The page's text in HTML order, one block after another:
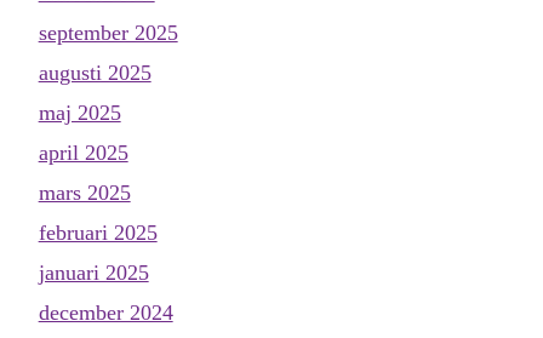
september 2025
augusti 2025
maj 2025
april 2025
mars 2025
februari 2025
januari 2025
december 2024